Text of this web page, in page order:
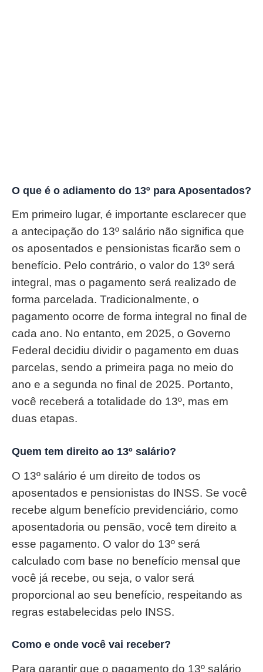
O que é o adiamento do 13º para Aposentados?
Em primeiro lugar, é importante esclarecer que
a antecipação do 13º salário não significa que
os aposentados e pensionistas ficarão sem o
benefício. Pelo contrário, o valor do 13º será
integral, mas o pagamento será realizado de
forma parcelada. Tradicionalmente, o
pagamento ocorre de forma integral no final de
cada ano. No entanto, em 2025, o Governo
Federal decidiu dividir o pagamento em duas
parcelas, sendo a primeira paga no meio do
ano e a segunda no final de 2025. Portanto,
você receberá a totalidade do 13º, mas em
duas etapas.
Quem tem direito ao 13º salário?
O 13º salário é um direito de todos os
aposentados e pensionistas do INSS. Se você
recebe algum benefício previdenciário, como
aposentadoria ou pensão, você tem direito a
esse pagamento. O valor do 13º será
calculado com base no benefício mensal que
você já recebe, ou seja, o valor será
proporcional ao seu benefício, respeitando as
regras estabelecidas pelo INSS.
Como e onde você vai receber?
Para garantir que o pagamento do 13º salário